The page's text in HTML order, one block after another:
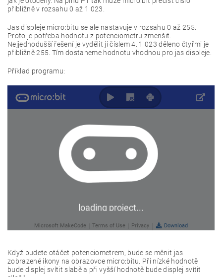
přibližně v rozsahu 0 až 1 023.
Jas displeje micro:bitu se ale nastavuje v rozsahu 0 až 255.
Proto je potřeba hodnotu z potenciometru zmenšit.
Nejjednodušší řešení je vydělit ji číslem 4. 1 023 děleno čtyřmi je
přibližně 255. Tím dostaneme hodnotu vhodnou pro jas displeje.
Příklad programu:
Když budete otáčet potenciometrem, bude se měnit jas
zobrazené ikony na obrazovce micro:bitu. Při nízké hodnotě
bude displej svítit slabě a při vyšší hodnotě bude displej svítit